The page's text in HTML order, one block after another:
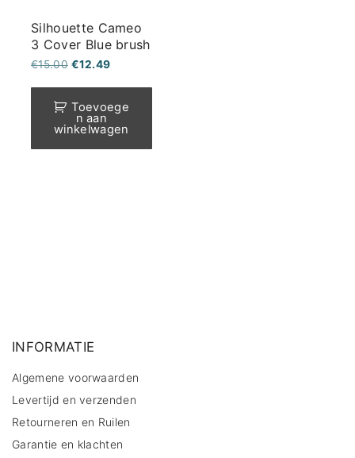
Silhouette Cameo
3 Cover Blue brush
€15.00 Oorspronkelijke
was:
€12.49Huidige
is:
Toevoege
n aan
winkelwagen
INFORMATIE
Algemene voorwaarden
Levertijd en verzenden
Retourneren en Ruilen
Garantie en klachten